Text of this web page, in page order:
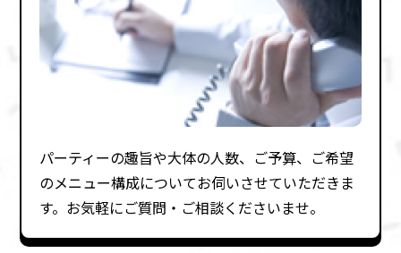
パーティーの趣旨や⼤体の⼈数、ご予算、ご希望
のメニュー構成についてお伺いさせていただきま
す。お気軽にご質問・ご相談くださいませ。